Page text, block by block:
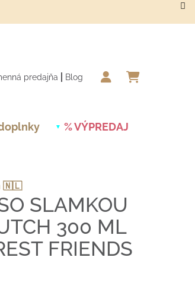
predajňa Blog
% VÝPREDAJ
SLAMKOU
300 ML
FRIENDS
🇳🇱